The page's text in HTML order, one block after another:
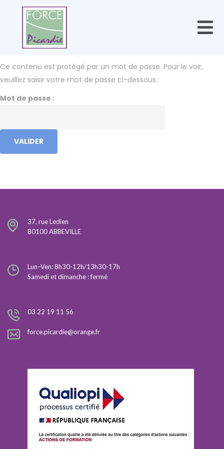
Ce contenu est protégé par un mot de passe. Pour le voir,
veuillez saisir votre mot de passe ci-dessous :
Mot de passe :
37, rue Ledien
80100 ABBEVILLE
Lun–Ven: 8h30-12h/13h30-17h
Samedi et dimanche : fermé
03 22 19 11 56
force.picardie@orange.fr